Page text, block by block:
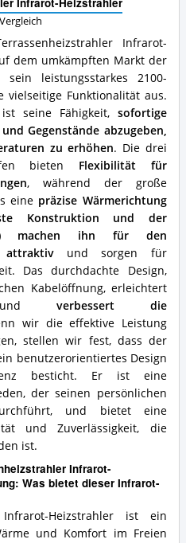
Infrarot-
dem umkämpften Markt der
sein leistungsstarkes 2100-
vielseitige Funktionalität aus.
seine Fähigkeit, sofortige
Gegenstände abzugeben,
zu erhöhen. Die drei
bieten Flexibilität für
, während der große
eine präzise Wärmerichtung
Konstruktion und der
machen ihn für den
attraktivund sorgen für
Das durchdachte Design,
Kabelöffnung, erleichtert
und verbessert die
wir die effektive Leistung
stellen wir fest, dass der
benutzerorientiertes Design
besticht. Er ist eine
der seinen persönlichen
und bietet eine
und Zuverlässigkeit, die
ist.
Infrarot-
Was bietet dieser Infrarot-
Heizstrahler ist ein
und Komfort im Freien